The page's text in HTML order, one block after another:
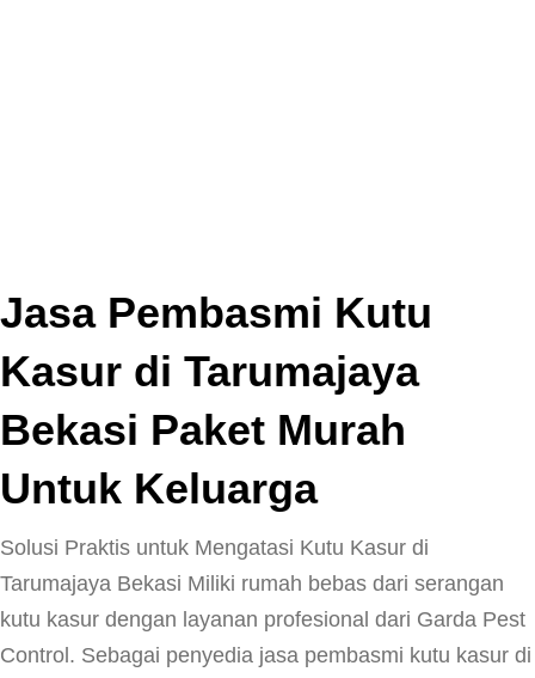
Jasa Pembasmi Kutu
Kasur di Tarumajaya
Bekasi Paket Murah
Untuk Keluarga
Solusi Praktis untuk Mengatasi Kutu Kasur di
Tarumajaya Bekasi Miliki rumah bebas dari serangan
kutu kasur dengan layanan profesional dari Garda Pest
Control. Sebagai penyedia jasa pembasmi kutu kasur di